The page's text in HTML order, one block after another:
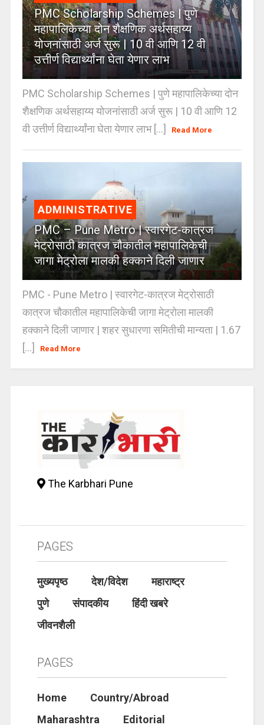
PMC Scholarship Schemes | पुणे
महापालिकेच्या दोन शैक्षणिक अर्थसहाय्य
योजनांसाठी अर्ज सुरू | 10 वी आणि 12 वी
उत्तीर्ण विद्यार्थ्यांना घेता येणार लाभ
PMC Scholarship Schemes | पुणे महापालिकेच्या दोन
शैक्षणिक अर्थसहाय्य योजनांसाठी अर्ज सुरू | 10 वी आणि 12
वी उत्तीर्ण विद्यार्थ्यांना घेता येणार लाभ [...]
Read More
ADMINISTRATIVE
PMC – Pune Metro | स्वारगेट-कात्रज
मेट्रोसाठी कात्रज चौकातील महापालिकेची
जागा मेट्रोला मालकी हक्काने दिली जाणार
PMC - Pune Metro | स्वारगेट-कात्रज मेट्रोसाठी
कात्रज चौकातील महापालिकेची जागा मेट्रोला मालकी
हक्काने दिली जाणार | शहर सुधारणा समितीची मान्यता | 1.67
[...]
Read More
The Karbhari Pune
PAGES
मुख्यपृष्ठ देश/विदेश
महाराष्ट्र
पुणे
संपादकीय
हिंदी खबरे
जीवनशैली
PAGES
Home
Country/Abroad
Maharashtra
Editorial